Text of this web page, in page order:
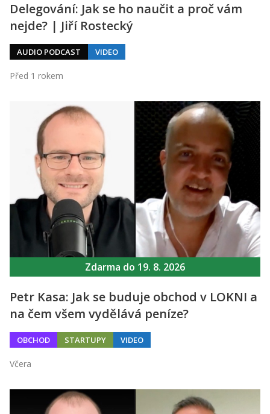
Delegování: Jak se ho naučit a proč vám
nejde? | Jiří Rostecký
AUDIO PODCAST VIDEO
Před 1 rokem
Zdarma do 19. 8. 2026
Petr Kasa: Jak se buduje obchod v LOKNI a
na čem všem vydělává peníze?
OBCHOD STARTUPY VIDEO
Včera